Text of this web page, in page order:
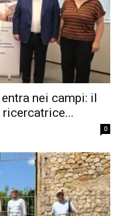
nei campi: il
ricercatrice...
0